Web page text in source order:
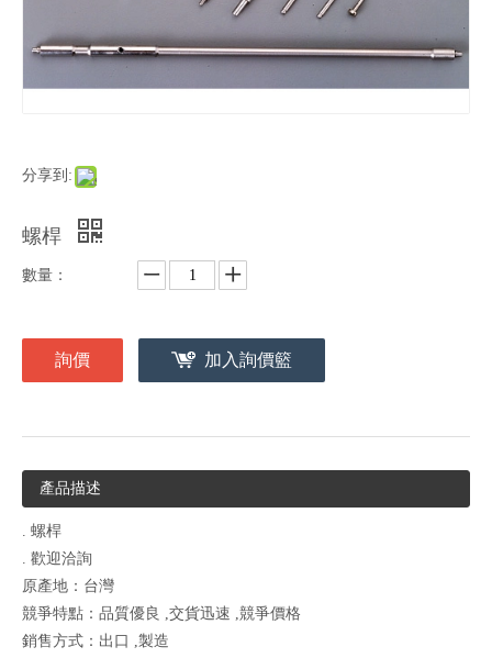
分享到:
螺桿
數量：
詢價 加入詢價籃
產品描述
. 螺桿
. 歡迎洽詢
原產地：台灣
競爭特點：品質優良 ,交貨迅速 ,競爭價格
銷售方式：出口 ,製造